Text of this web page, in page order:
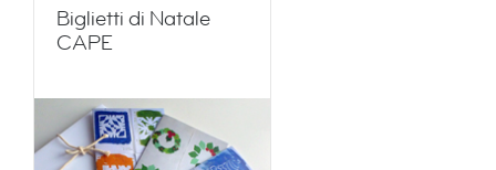
Biglietti di Natale
CAPE